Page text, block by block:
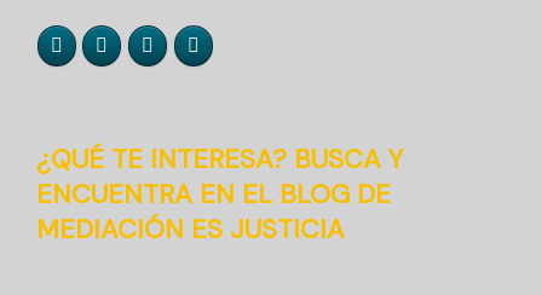
¿QUÉ TE INTERESA? BUSCA Y
ENCUENTRA EN EL BLOG DE
MEDIACIÓN ES JUSTICIA